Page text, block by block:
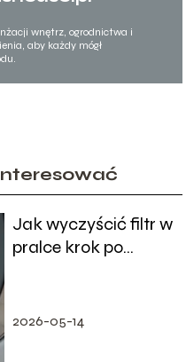
wnętrz, ogrodnictwa i
aby każdy mógł
Jak wyczyścić filtr w
pralce krok po
2026-05-14